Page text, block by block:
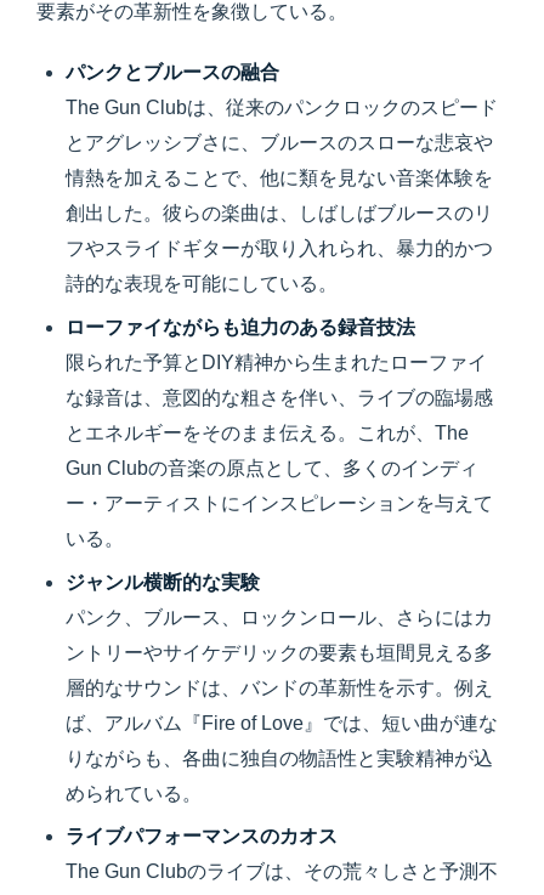
要素がその革新性を象徴している。
パンクとブルースの融合
The Gun Clubは、従来のパンクロックのスピード
とアグレッシブさに、ブルースのスローな悲哀や
情熱を加えることで、他に類を見ない音楽体験を
創出した。彼らの楽曲は、しばしばブルースのリ
フやスライドギターが取り入れられ、暴力的かつ
詩的な表現を可能にしている。
ローファイながらも迫力のある録音技法
限られた予算とDIY精神から生まれたローファイ
な録音は、意図的な粗さを伴い、ライブの臨場感
とエネルギーをそのまま伝える。これが、The
Gun Clubの音楽の原点として、多くのインディ
ー・アーティストにインスピレーションを与えて
いる。
ジャンル横断的な実験
パンク、ブルース、ロックンロール、さらにはカ
ントリーやサイケデリックの要素も垣間見える多
層的なサウンドは、バンドの革新性を示す。例え
ば、アルバム『Fire of Love』では、短い曲が連な
りながらも、各曲に独自の物語性と実験精神が込
められている。
ライブパフォーマンスのカオス
The Gun Clubのライブは、その荒々しさと予測不